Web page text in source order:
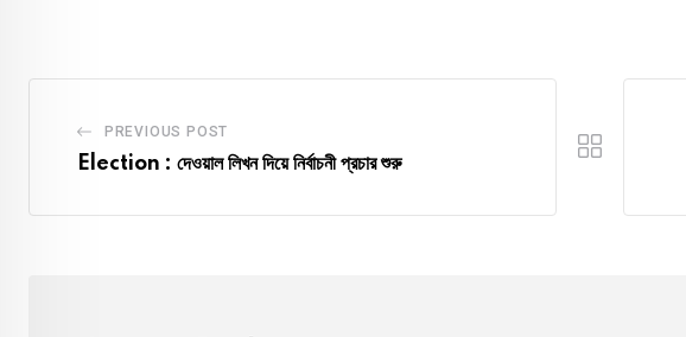
PREVIOUS POST
Election : দেওয়াল লিখন দিয়ে নির্বাচনী প্রচার শুরু